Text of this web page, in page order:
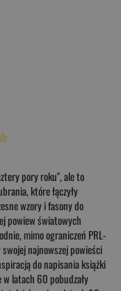
ocena: Arcydzieło 10/10"
Wybitna 9/10"
Rewelacyjna 8/10"
dobra 7/10"
pory roku", ale to
które łączyły
wzory i fasony do
powiew światowych
mimo ograniczeń PRL-
najnowszej powieści
do napisania książki
w latach 60 pobudzały